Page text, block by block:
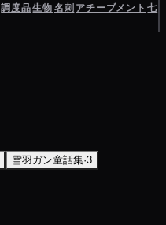
調度品生物名刺 アチーブメント 七
雪羽ガン童話集·3